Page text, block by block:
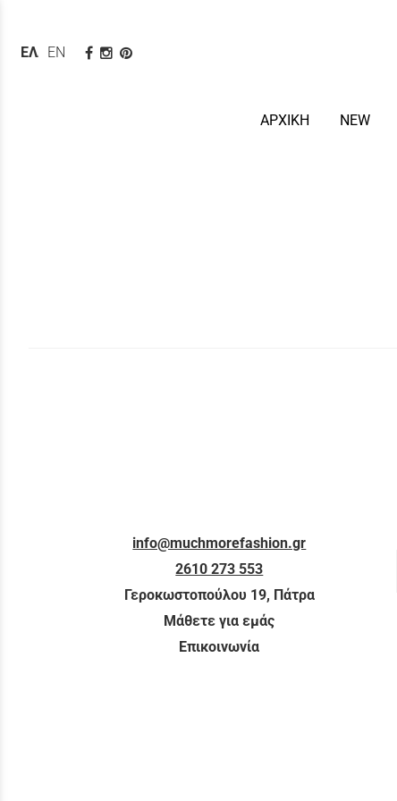
ΕΛΛΗΝΙΚΆ
ENGLISH
ΑΡΧΙΚΗ NEW
info@muchmorefashion.gr
2610 273 553
Γεροκωστοπούλου 19, Πάτρα
Μάθετε για εμάς
Επικοινωνία